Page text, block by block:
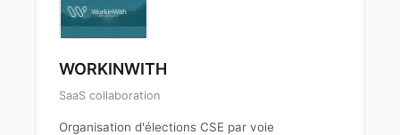
WORKINWITH
SaaS collaboration
Organisation d'élections CSE par voie